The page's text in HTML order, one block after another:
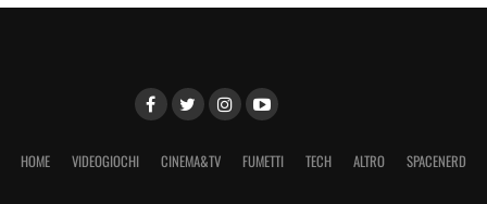
HOME VIDEOGIOCHI CINEMA&TV FUMETTI TECH ALTRO SPACENERD